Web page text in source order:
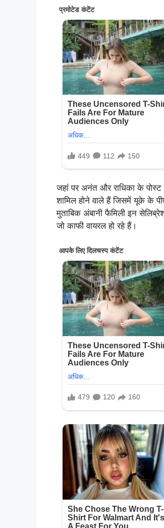
जहां पर अनंत और राधिका के पोस्ट
शामिल होने वाले हैं जिसमें यूके के
मुताबिक अंबानी फैमिली इन
जो काफी वायरल हो रहे हैं।